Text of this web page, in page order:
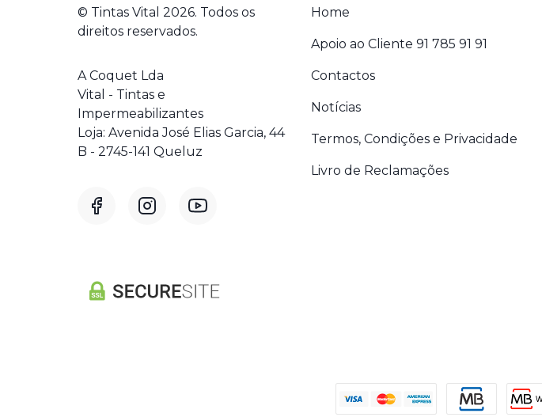
© Tintas Vital 2026. Todos os
direitos reservados.
A Coquet Lda
Vital - Tintas e
Impermeabilizantes
Loja: Avenida José Elias Garcia, 44
B - 2745-141 Queluz
Home
Apoio ao Cliente 91 785 91 91
Contactos
Notícias
Termos, Condições e Privacidade
Livro de Reclamações